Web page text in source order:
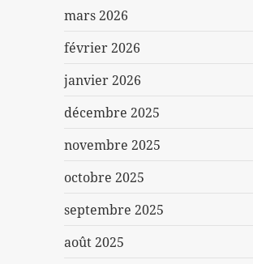
mars 2026
février 2026
janvier 2026
décembre 2025
novembre 2025
octobre 2025
septembre 2025
août 2025